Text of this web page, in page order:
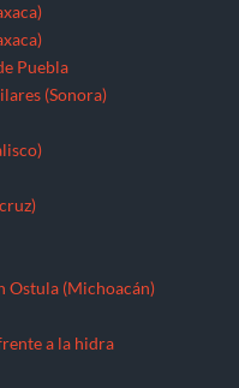
Puebla
(Sonora)
Ostula (Michoacán)
a la hidra